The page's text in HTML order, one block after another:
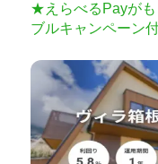
★えらべるPayが
ブルキャンペーン